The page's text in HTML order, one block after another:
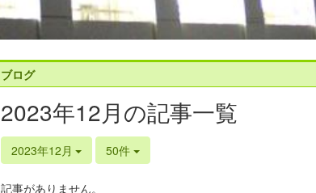
ブログ
2023年12月の記事一覧
2023年12月 50件
記事がありません。